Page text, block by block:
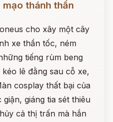
thánh thần
cho xây một cây
xe thần tốc, ném
tiếng rùm beng
lê đằng sau cỗ xe,
cosplay thất bại của
giáng tia sét thiêu
cả thị trấn mà hắn